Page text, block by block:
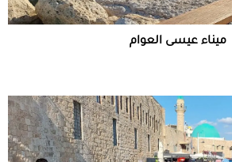
ميناء عيسى العوام